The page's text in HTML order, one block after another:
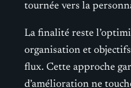
tournée vers la
La finalité reste
organisation et
flux. Cette approche
d’amélioration ne